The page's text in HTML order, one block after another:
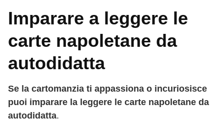
Imparare a leggere le
carte napoletane da
autodidatta
Se la cartomanzia ti appassiona o incuriosisce
puoi imparare la leggere le carte napoletane da
autodidatta.